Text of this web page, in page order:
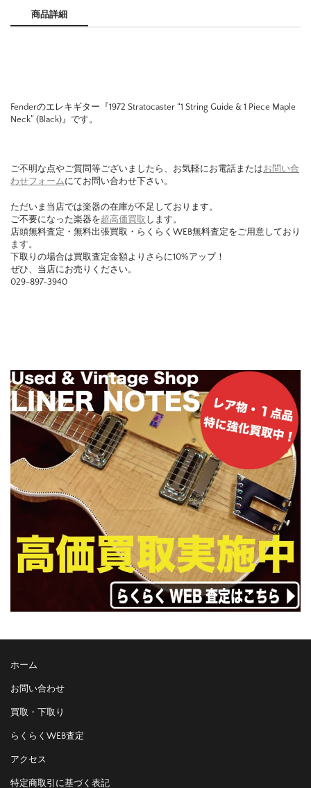
商品詳細
Fenderのエレキギター『1972 Stratocaster “1 String Guide & 1 Piece Maple
Neck” (Black)』です。
ご不明な点やご質問等ございましたら、お気軽にお電話またはお問い合
わせフォームにてお問い合わせ下さい。
ただいま当店では楽器の在庫が不足しております。
ご不要になった楽器を超高価買取 します。
店頭無料査定・無料出張買取・らくらくWEB無料査定をご用意しており
ます。
下取りの場合は買取査定金額よりさらに10%アップ！
ぜひ、当店にお売りください。
029-897-3940
ホーム
お問い合わせ
買取・下取り
らくらくWEB査定
アクセス
特定商取引に基づく表記